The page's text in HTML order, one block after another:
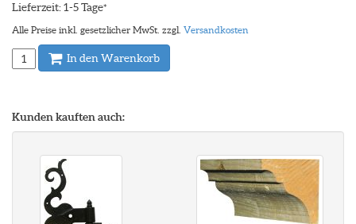
Lieferzeit: 1-5 Tage*
Alle Preise inkl. gesetzlicher MwSt. zzgl. Versandkosten
In den Warenkorb
Kunden kauften auch: